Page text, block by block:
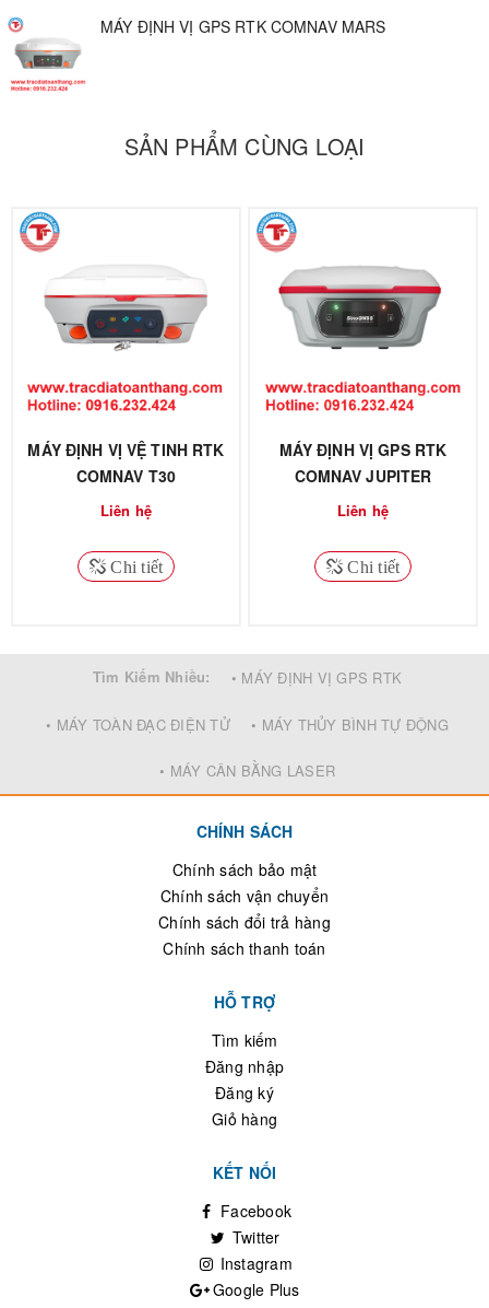
MÁY ĐỊNH VỊ GPS RTK COMNAV MARS
SẢN PHẨM CÙNG LOẠI
MÁY ĐỊNH VỊ VỆ TINH RTK
COMNAV T30
Liên hệ
Chi tiết
MÁY ĐỊNH VỊ GPS RTK
COMNAV JUPITER
Liên hệ
Chi tiết
Tìm Kiếm Nhiều: • MÁY ĐỊNH VỊ GPS RTK
• MÁY TOÀN ĐẠC ĐIỆN TỬ • MÁY THỦY BÌNH TỰ ĐỘNG
• MÁY CÂN BẰNG LASER
CHÍNH SÁCH
Chính sách bảo mật
Chính sách vận chuyển
Chính sách đổi trả hàng
Chính sách thanh toán
HỖ TRỢ
Tìm kiếm
Đăng nhập
Đăng ký
Giỏ hàng
KẾT NỐI
Facebook
Twitter
Instagram
Google Plus